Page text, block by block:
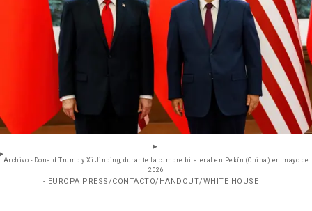
Archivo - Donald Trump y Xi Jinping, durante la cumbre bilateral en Pekín (China) en mayo de
2026
- EUROPA PRESS/CONTACTO/HANDOUT/WHITE HOUSE